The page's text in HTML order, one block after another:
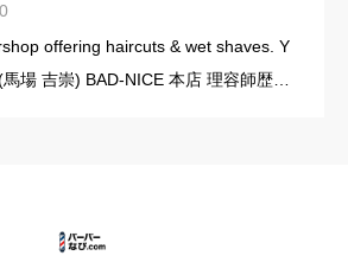
0
offering haircuts & wet shaves. Y
吉崇) BAD-NICE 本店 理容師歴：